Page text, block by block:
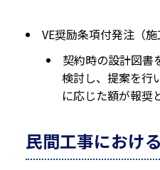
VE奨励条項付発注（施
契約時の設計図書
検討し、提案を行
に応じた額が報奨
民間工事におけ